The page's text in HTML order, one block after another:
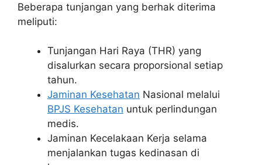
Beberapa tunjangan yang berhak diterima
meliputi:
Tunjangan Hari Raya (THR) yang
disalurkan secara proporsional setiap
tahun.
Jaminan Kesehatan Nasional melalui
BPJS Kesehatan untuk perlindungan
medis.
Jaminan Kecelakaan Kerja selama
menjalankan tugas kedinasan di